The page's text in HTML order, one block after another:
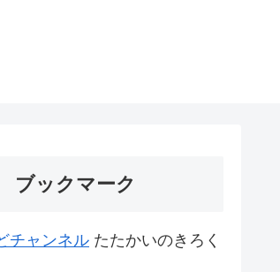
ブックマーク
チャンネル たたかいのきろく